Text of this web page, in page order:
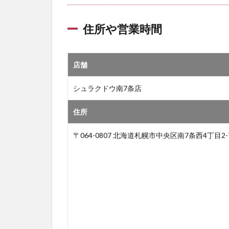
住所や営業時間
店舗
シュラクドウ南7条店
住所
〒064-0807 北海道札幌市中央区南7条西4丁目